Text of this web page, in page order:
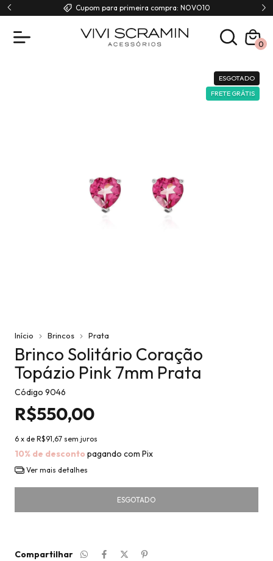
Cupom para primeira compra: NOVO10
0
ESGOTADO
FRETE GRÁTIS
Início Brincos Prata
Brinco Solitário Coração
Topázio Pink 7mm Prata
Código 9046
R$550,00
6 x de R$91,67 sem juros
10% de desconto pagando com Pix
Ver mais detalhes
Compartilhar